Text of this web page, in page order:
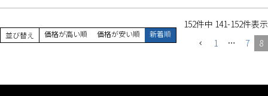
並び替え 価格が高い順 価格が安い順 新着順
152件中 141-152件表示
1
… 7 8